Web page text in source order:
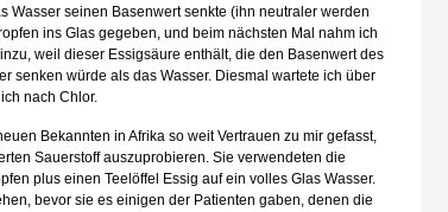
Wasser seinen Basenwert senkte (ihn neutraler werden
ins Glas gegeben, und beim nächsten Mal nahm ich
weil dieser Essigsäure enthält, die den Basenwert des
senken würde als das Wasser. Diesmal wartete ich über
nach Chlor.
Bekannten in Afrika so weit Vertrauen zu mir gefasst,
Sauerstoff auszuprobieren. Sie verwendeten die
plus einen Teelöffel Essig auf ein volles Glas Wasser.
bevor sie es einigen der Patienten gaben, denen die